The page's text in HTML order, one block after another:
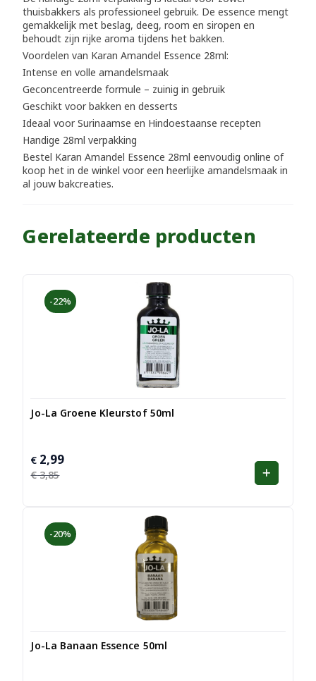
thuisbakkers als professioneel gebruik. De essence mengt
gemakkelijk met beslag, deeg, room en siropen en
behoudt zijn rijke aroma tijdens het bakken.
Voordelen van Karan Amandel Essence 28ml:
Intense en volle amandelsmaak
Geconcentreerde formule – zuinig in gebruik
Geschikt voor bakken en desserts
Ideaal voor Surinaamse en Hindoestaanse recepten
Handige 28ml verpakking
Bestel Karan Amandel Essence 28ml eenvoudig online of
koop het in de winkel voor een heerlijke amandelsmaak in
al jouw bakcreaties.
Gerelateerde producten
-22%
Jo-La Groene Kleurstof 50ml
€3,85
Oorspronkelijke
prijs
€ 2,99
Huidige
prijs
-20%
Jo-La Banaan Essence 50ml